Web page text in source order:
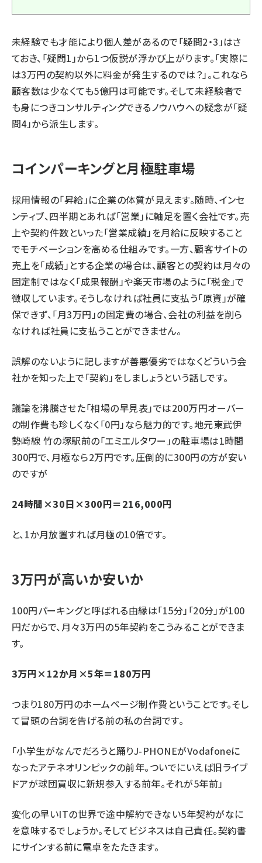
未経験でも才能により個人差があるので「疑問2・3」はさ
ておき、「疑問1」から1つ仮説が浮かび上がります。「実際に
は3万円の契約以外に料金が発生するのでは？」。これなら
顧客数は少なくても5億円は可能です。そして未経験者で
も身につきコンサルティングできるノウハウへの疑念が「疑
問4」から派生します。
コインパーキングと月極駐車場
採用情報の「昇給」に企業の体質が見えます。随時、インセ
ンティブ、四半期とあれば「営業」に軸足を置く会社です。売
上や契約件数といった「営業成績」を月給に反映すること
でモチベーションを高める仕組みです。一方、顧客サイトの
売上を「成績」とする企業の場合は、顧客との契約は月々の
固定制ではなく「成果報酬」や楽天市場のように「税金」で
徴収しています。そうしなければ社員に支払う「原資」が確
保できず、「月3万円」の固定費の場合、会社の利益を削ら
なければ社員に支払うことができません。
誤解のないように記しますが善悪優劣ではなくどういう会
社かを知った上で「契約」をしましょうという話しです。
議論を沸騰させた「相場の早見表」では200万円オーバー
の制作費も珍しくなく「0円」なら魅力的です。地元東武伊
勢崎線 竹の塚駅前の「エミエルタワー」の駐車場は1時間
300円で、月極なら2万円です。圧倒的に300円の方が安い
のですが
24時間×30日×300円＝216,000円
と、1か月放置すれば月極の10倍です。
3万円が高いか安いか
100円パーキングと呼ばれる由縁は「15分」「20分」が100
円だからで、月々3万円の5年契約をこうみることができま
す。
3万円×12か月×5年＝180万円
つまり180万円のホームページ制作費ということです。そし
て冒頭の台詞を告げる前の私の台詞です。
「小学生がなんでだろうと踊りJ-PHONEがVodafoneに
なったアテネオリンピックの前年。ついでにいえば旧ライブ
ドアが球団買収に新規参入する前年。それが5年前」
変化の早いITの世界で途中解約できない5年契約がなに
を意味するでしょうか。そしてビジネスは自己責任。契約書
にサインする前に電卓をたたきます。